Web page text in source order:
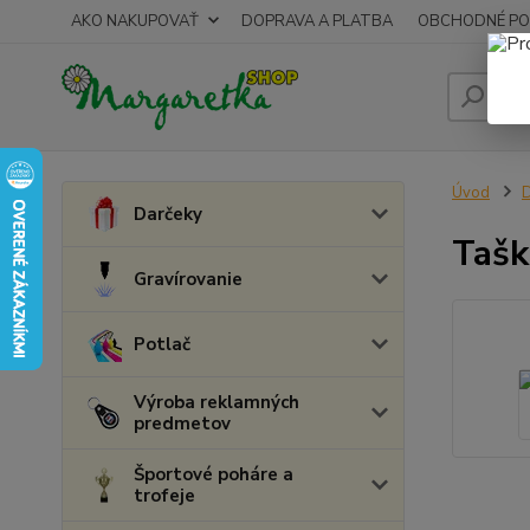
AKO NAKUPOVAŤ DOPRAVA A PLATBA OBCHODNÉ
Darčeky
Gravírovanie
Potlač
Výroba reklamných
predmetov
Športové poháre a
trofeje
Úvod